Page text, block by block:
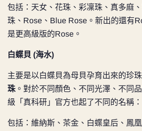
包括：天女、花珠、彩凜珠、真多麻
珠、Rose、Blue Rose。新出的還有
是更高級版的Rose。
白蝶貝 (海水)
主要是以白蝶貝為母貝孕育出來的珍珠
珠 。對於不同顏色、不同光澤、不同
級「真科研」官方也起了不同的名稱：
包括：維納斯、茶金、白蝶皇后、鳳